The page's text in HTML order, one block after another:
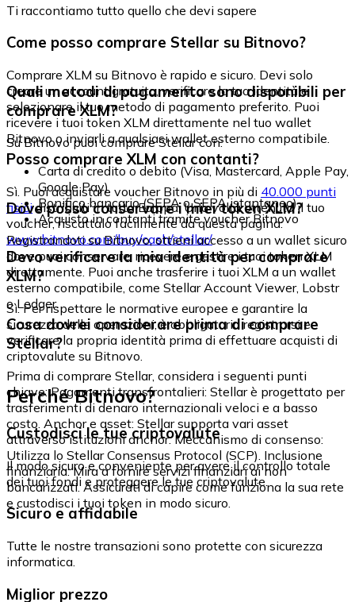
Ti raccontiamo tutto quello che devi sapere
Come posso comprare Stellar su Bitnovo?
Comprare XLM su Bitnovo è rapido e sicuro. Devi solo
creare un account gratuito, verificare la tua identità e
selezionare il tuo metodo di pagamento preferito. Puoi
ricevere i tuoi token XLM direttamente nel tuo wallet
Bitnovo o inviarli a qualsiasi wallet esterno compatibile.
Quali metodi di pagamento sono disponibili per
comprare XLM?
Su Bitnovo puoi comprare Stellar con:
Carta di credito o debito (Visa, Mastercard, Apple Pay,
Google Pay)
Bonifico bancario (SEPA o SEPA istantaneo)
Acquisto in contanti tramite voucher Bitnovo
Posso comprare XLM con contanti?
Sì. Puoi acquistare voucher Bitnovo in più di 40.000 punti
fisicidistribuiti in tutta Europa. Una volta ottenuto il tuo
voucher, riscattalo facilmente da questa pagina:
www.bitnovo.com/buy/cash/stellar/
Dove posso conservare i miei token XLM?
Registrandoti su Bitnovo, ottieni accesso a un wallet sicuro
dove puoi conservare, ricevere e gestire i tuoi token XLM
direttamente. Puoi anche trasferire i tuoi XLM a un wallet
esterno compatibile, come Stellar Account Viewer, Lobstr
o Ledger.
Devo verificare la mia identità per comprare
XLM?
Sì. Per rispettare le normative europee e garantire la
sicurezza delle operazioni, è obbligatorio registrarsi e
verificare la propria identità prima di effettuare acquisti di
criptovalute su Bitnovo.
Cosa dovrei considerare prima di comprare
Stellar?
Prima di comprare Stellar, considera i seguenti punti
chiave: Pagamenti transfrontalieri: Stellar è progettato per
trasferimenti di denaro internazionali veloci e a basso
costo. Anchor e asset: Stellar supporta vari asset
attraverso istituzioni anchor. Meccanismo di consenso:
Utilizza lo Stellar Consensus Protocol (SCP). Inclusione
finanziaria: Mira a fornire servizi finanziari ai non
bancarizzati. Assicurati di capire come funziona la sua rete
e custodisci i tuoi token in modo sicuro.
Perché Bitnovo?
Custodisci le tue criptovalute
Il modo sicuro e conveniente per avere il controllo totale
dei tuoi fondi e proteggere le tue criptovalute.
Sicuro e affidabile
Tutte le nostre transazioni sono protette con sicurezza
informatica.
Miglior prezzo